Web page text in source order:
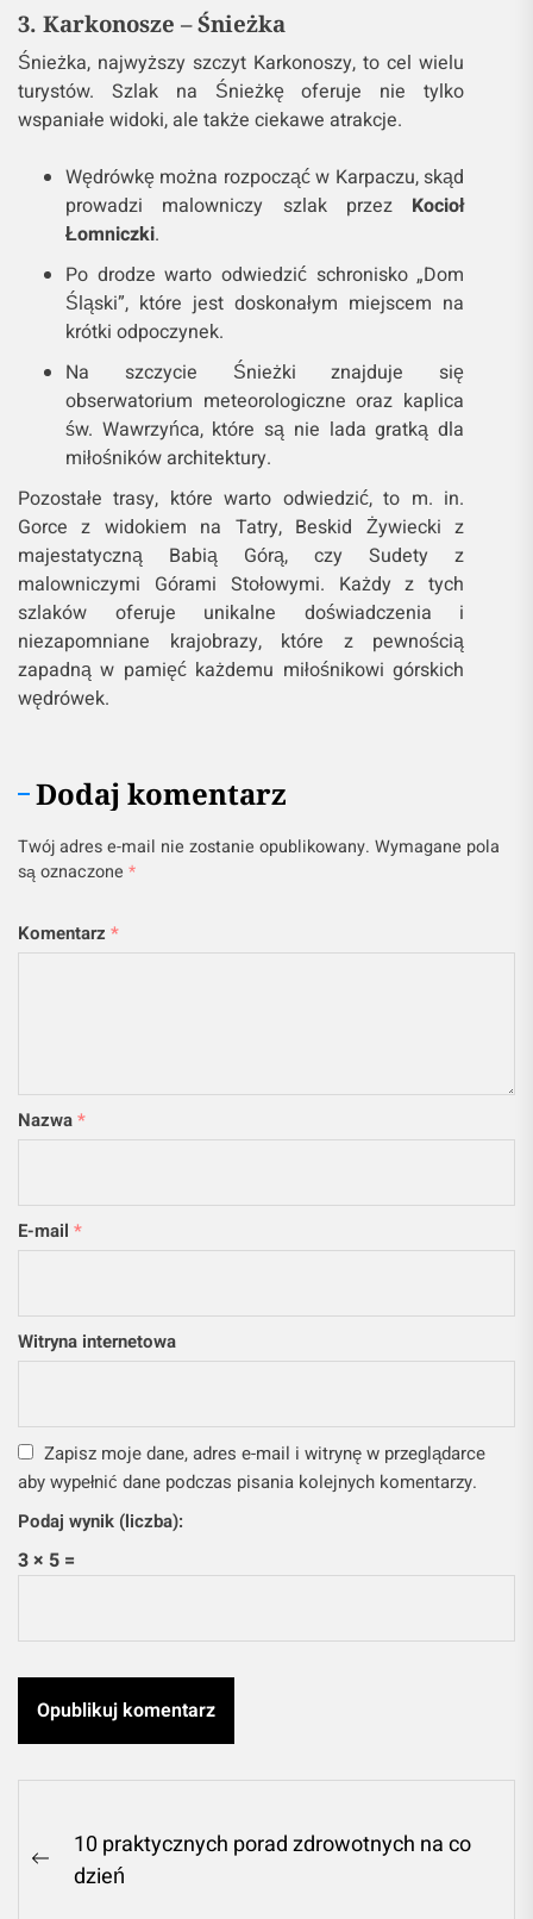
3. Karkonosze – Śnieżka
Śnieżka, najwyższy szczyt Karkonoszy, to cel wielu
turystów. Szlak na Śnieżkę oferuje nie tylko
wspaniałe widoki, ale także ciekawe atrakcje.
Wędrówkę można rozpocząć w Karpaczu, skąd
prowadzi malowniczy szlak przez Kocioł
Łomniczki.
Po drodze warto odwiedzić schronisko „Dom
Śląski”, które jest doskonałym miejscem na
krótki odpoczynek.
Na szczycie Śnieżki znajduje się
obserwatorium meteorologiczne oraz kaplica
św. Wawrzyńca, które są nie lada gratką dla
miłośników architektury.
Pozostałe trasy, które warto odwiedzić, to m. in.
Gorce z widokiem na Tatry, Beskid Żywiecki z
majestatyczną Babią Górą, czy Sudety z
malowniczymi Górami Stołowymi. Każdy z tych
szlaków oferuje unikalne doświadczenia i
niezapomniane krajobrazy, które z pewnością
zapadną w pamięć każdemu miłośnikowi górskich
wędrówek.
Dodaj komentarz
Twój adres e-mail nie zostanie opublikowany. Wymagane pola
są oznaczone *
Komentarz *
Nazwa*
E-mail *
Witryna internetowa
Zapisz moje dane, adres e-mail i witrynę w przeglądarce
aby wypełnić dane podczas pisania kolejnych komentarzy.
Podaj wynik (liczba):
3 × 5 =
Nawigacja
wpisu
Previous
10 praktycznych porad zdrowotnych na co
dzień